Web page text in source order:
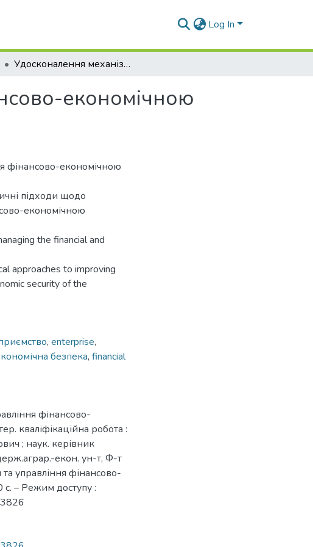
Log In
Удосконалення механізму управління фінансово-економічною безпекою підприємства
економічною
фінансово-економічною
підходи щодо
економічною
the financial and
approaches to improving
security of the
, enterprise,
безпека, financial
фінансово-
кваліфікаційна робота :
; наук. керівник
екон. ун-т, Ф-т
та управління фінансово-
– Режим доступу :